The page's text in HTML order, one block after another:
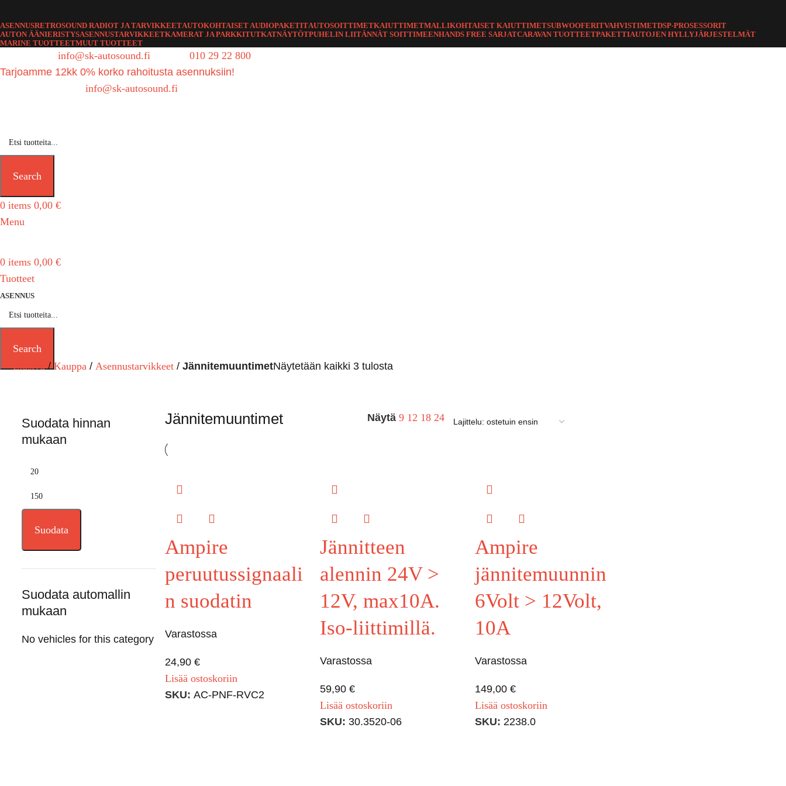
ASENNUSRETROSOUND RADIOT JA TARVIKKEETAUTOKOHTAISET AUDIOPAKETITAUTOSOITTIMETKAIUTTIMETMALLIKOHTAISET KAIUTTIMETSUBWOOFERITVAHVISTIMETDSP-PROSESSORIT
AUTON ÄÄNIERISTYSASENNUSTARVIKKEETKAMERAT JA PARKKITUTKATNÄYTÖTPUHELIN LIITÄNNÄT SOITTIMEENHANDS FREE SARJATCARAVAN TUOTTEETPAKETTIAUTOJEN HYLLYJÄRJESTELMÄT
MARINE TUOTTEETMUUT TUOTTEET
info@sk-autosound.fi
010 29 22 800
Tarjoamme 12kk 0% korko rahoitusta asennuksiin!
info@sk-autosound.fi
Search
0 items 0,00 €
Menu
0 items 0,00 €
Tuotteet
ASENNUS
Search
Etusivu
Kauppa Asennustarvikkeet JännitemuuntimetNäytetään kaikki 3 tulosta
Suodata hinnan
mukaan
Suodata
Suodata automallin
mukaan
No vehicles for this category
Jännitemuuntimet Näytä9 12 1824
Ampire
peruutussignaali
n suodatin
Varastossa
24,90 €
Lisää ostoskoriin
SKU: AC-PNF-RVC2
Jännitteen
alennin 24V >
12V, max10A.
Iso-liittimillä.
Varastossa
59,90 €
Lisää ostoskoriin
SKU: 30.3520-06
Ampire
jännitemuunnin
6Volt > 12Volt,
10A
Varastossa
149,00 €
Lisää ostoskoriin
SKU: 2238.0